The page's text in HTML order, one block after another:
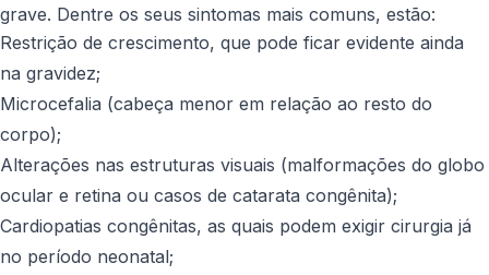
grave. Dentre os seus sintomas mais comuns, estão:
Restrição de crescimento, que pode ficar evidente ainda
na gravidez;
Microcefalia (cabeça menor em relação ao resto do
corpo);
Alterações nas estruturas visuais (malformações do globo
ocular e retina ou casos de catarata congênita);
Cardiopatias congênitas, as quais podem exigir cirurgia já
no período neonatal;